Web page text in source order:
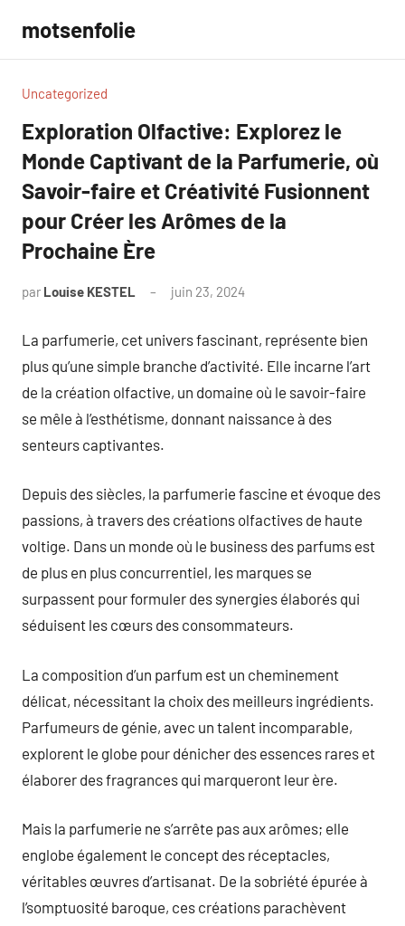
contenu
motsenfolie
Uncategorized
Exploration Olfactive: Explorez le
Monde Captivant de la Parfumerie, où
Savoir-faire et Créativité Fusionnent
pour Créer les Arômes de la
Prochaine Ère
par Louise KESTEL juin 23, 2024
La parfumerie, cet univers fascinant, représente bien
plus qu’une simple branche d’activité. Elle incarne l’art
de la création olfactive, un domaine où le savoir-faire
se mêle à l’esthétisme, donnant naissance à des
senteurs captivantes.
Depuis des siècles, la parfumerie fascine et évoque des
passions, à travers des créations olfactives de haute
voltige. Dans un monde où le business des parfums est
de plus en plus concurrentiel, les marques se
surpassent pour formuler des synergies élaborés qui
séduisent les cœurs des consommateurs.
La composition d’un parfum est un cheminement
délicat, nécessitant la choix des meilleurs ingrédients.
Parfumeurs de génie, avec un talent incomparable,
explorent le globe pour dénicher des essences rares et
élaborer des fragrances qui marqueront leur ère.
Mais la parfumerie ne s’arrête pas aux arômes; elle
englobe également le concept des réceptacles,
véritables œuvres d’artisanat. De la sobriété épurée à
l’somptuosité baroque, ces créations parachèvent